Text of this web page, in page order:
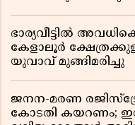
ഭാര്യവീട്ടിൽ
കേളാലൂർ
യുവാവ് മുങ്ങിമരിച്ചു
ജനന-മരണ
കോടതി കയറണം;